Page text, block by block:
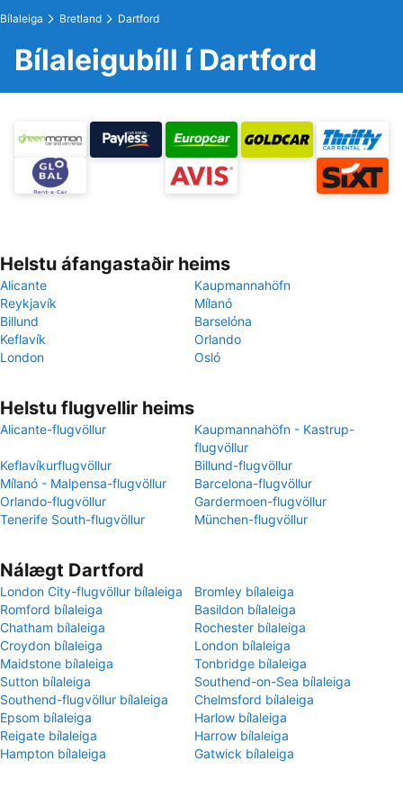
Bílaleiga Bretland Dartford
Bílaleigubíll í Dartford
Helstu áfangastaðir heims
Alicante
Kaupmannahöfn
Reykjavík
Mílanó
Billund
Barselóna
Keflavík
Orlando
London
Osló
Helstu flugvellir heims
Alicante-flugvöllur
Kaupmannahöfn - Kastrup-
flugvöllur
Keflavíkurflugvöllur
Billund-flugvöllur
Mílanó - Malpensa-flugvöllur
Barcelona-flugvöllur
Orlando-flugvöllur
Gardermoen-flugvöllur
Tenerife South-flugvöllur
München-flugvöllur
Nálægt Dartford
London City-flugvöllur bílaleiga
Bromley bílaleiga
Romford bílaleiga
Basildon bílaleiga
Chatham bílaleiga
Rochester bílaleiga
Croydon bílaleiga
London bílaleiga
Maidstone bílaleiga
Tonbridge bílaleiga
Sutton bílaleiga
Southend-on-Sea bílaleiga
Southend-flugvöllur bílaleiga
Chelmsford bílaleiga
Epsom bílaleiga
Harlow bílaleiga
Reigate bílaleiga
Harrow bílaleiga
Hampton bílaleiga
Gatwick bílaleiga